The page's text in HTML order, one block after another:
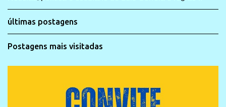
últimas postagens
Postagens mais visitadas